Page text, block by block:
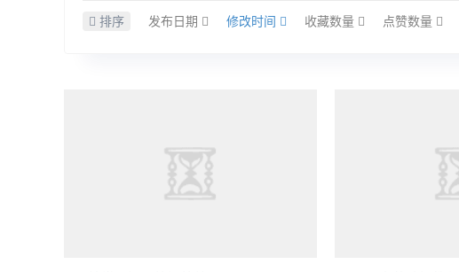
排序 发布日期 修改时间 收藏数量 点赞数量